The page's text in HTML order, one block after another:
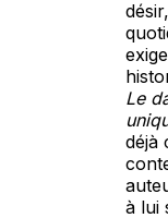
Le
déjà
à lui